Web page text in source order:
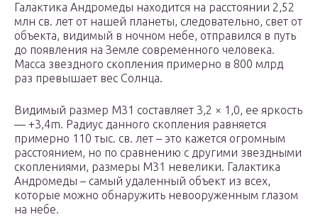
Галактика Андромеды находится на расстоянии 2,52
млн св. лет от нашей планеты, следовательно, свет от
объекта, видимый в ночном небе, отправился в путь
до появления на Земле современного человека.
Масса звездного скопления примерно в 800 млрд
раз превышает вес Солнца.
Видимый размер М31 составляет 3,2 × 1,0, ее яркость
— +3,4m. Радиус данного скопления равняется
примерно 110 тыс. св. лет – это кажется огромным
расстоянием, но по сравнению с другими звездными
скоплениями, размеры М31 невелики. Галактика
Андромеды – самый удаленный объект из всех,
которые можно обнаружить невооруженным глазом
на небе.